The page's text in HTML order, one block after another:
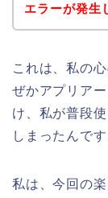
エラーが発生
これは、私の
ぜかアプリア
け、私が普段
しまったんです
私は、今回の